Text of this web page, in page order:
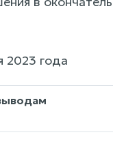
2023 года